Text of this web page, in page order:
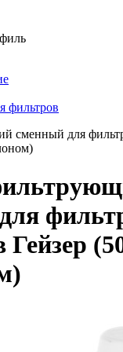
фильтров
сменный для